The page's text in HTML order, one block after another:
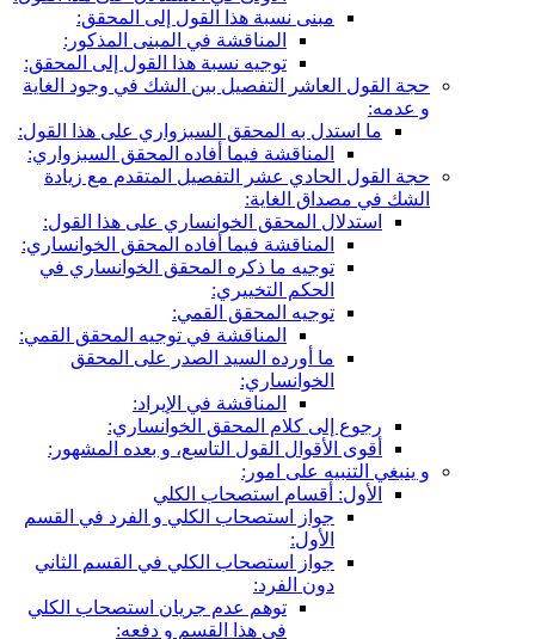
مبنى نسبة هذا القول إلى المحقق:
المناقشة في المبنى المذكور:
توجيه نسبة هذا القول إلى المحقق:
حجة القول العاشر التفصيل بين الشك في وجود الغاية
و عدمه:
ما استدل به المحقق السبزواري على هذا القول:
المناقشة فيما أفاده المحقق السبزواري:
حجة القول الحادي عشر التفصيل المتقدم مع زيادة
الشك في مصداق الغاية:
استدلال المحقق الخوانساري على هذا القول:
المناقشة فيما أفاده المحقق الخوانساري:
توجيه ما ذكره المحقق الخوانساري في
الحكم التخييري:
توجيه المحقق القمي:
المناقشة في توجيه المحقق القمي:
ما أورده السيد الصدر على المحقق
الخوانساري:
المناقشة في الإيراد:
رجوع إلى كلام المحقق الخوانساري:
أقوى الأقوال القول التاسع، و بعده المشهور:
و ينبغي التنبيه على امور:
الأول: أقسام استصحاب الكلي
جواز استصحاب الكلي و الفرد في القسم
الأول:
جواز استصحاب الكلي في القسم الثاني
دون الفرد:
توهم عدم جريان استصحاب الكلي
في هذا القسم و دفعه: